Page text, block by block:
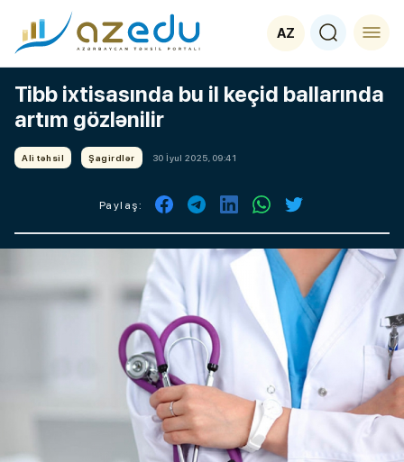
AZ
Tibb ixtisasında bu il keçid ballarında
artım gözlənilir
Ali təhsil Şagirdlər 30 İyul 2025, 09:41
Paylaş: